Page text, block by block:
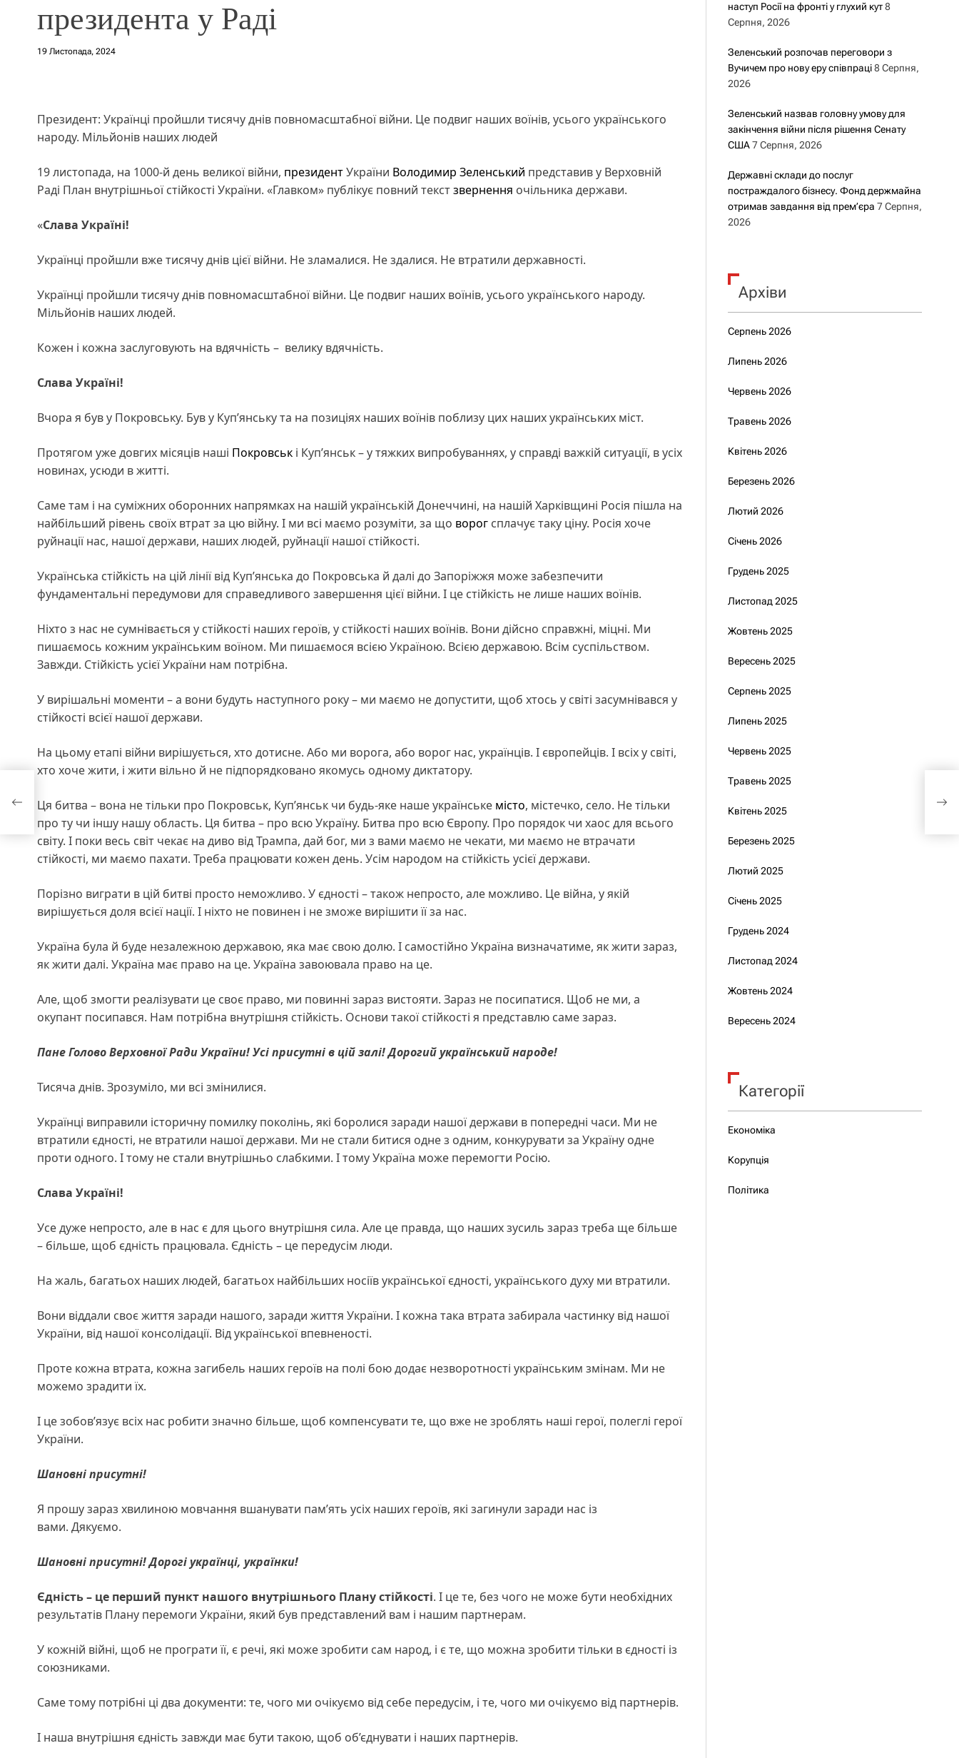
президента у Раді
19 Листопада, 2024
Президент: Українці пройшли тисячу днів повномасштабної війни. Це подвиг наших воїнів, усього українського
народу. Мільйонів наших людей
19 листопада, на 1000-й день великої війни, президентУкраїни Володимир Зеленський представив у Верховній
Раді План внутрішньої стійкості України. «Главком» публікує повний текстзвернення очільника держави.
«Слава Україні!
Українці пройшли вже тисячу днів цієї війни. Не зламалися. Не здалися. Не втратили державності.
Українці пройшли тисячу днів повномасштабної війни. Це подвиг наших воїнів, усього українського народу.
Мільйонів наших людей.
Кожен і кожна заслуговують на вдячність – велику вдячність.
Слава Україні!
Вчора я був у Покровську. Був у Куп’янську та на позиціях наших воїнів поблизу цих наших українських міст.
Протягом уже довгих місяців наші Покровськ і Куп’янськ – у тяжких випробуваннях, у справді важкій ситуації, в усіх
новинах, усюди в житті.
Саме там і на суміжних оборонних напрямках на нашій українській Донеччині, на нашій Харківщині Росія пішла на
найбільший рівень своїх втрат за цю війну. І ми всі маємо розуміти, за що ворог сплачує таку ціну. Росія хоче
руйнації нас, нашої держави, наших людей, руйнації нашої стійкості.
Українська стійкість на цій лінії від Куп’янська до Покровська й далі до Запоріжжя може забезпечити
фундаментальні передумови для справедливого завершення цієї війни. І це стійкість не лише наших воїнів.
Ніхто з нас не сумнівається у стійкості наших героїв, у стійкості наших воїнів. Вони дійсно справжні, міцні. Ми
пишаємось кожним українським воїном. Ми пишаємося всією Україною. Всією державою. Всім суспільством.
Завжди. Стійкість усієї України нам потрібна.
У вирішальні моменти – а вони будуть наступного року – ми маємо не допустити, щоб хтось у світі засумнівався у
стійкості всієї нашої держави.
На цьому етапі війни вирішується, хто дотисне. Або ми ворога, або ворог нас, українців. І європейців. І всіх у світі,
хто хоче жити, і жити вільно й не підпорядковано якомусь одному диктатору.
Ця битва – вона не тільки про Покровськ, Куп’янськ чи будь-яке наше українське місто, містечко, село. Не тільки
про ту чи іншу нашу область. Ця битва – про всю Україну. Битва про всю Європу. Про порядок чи хаос для всього
світу. І поки весь світ чекає на диво від Трампа, дай бог, ми з вами маємо не чекати, ми маємо не втрачати
стійкості, ми маємо пахати. Треба працювати кожен день. Усім народом на стійкість усієї держави.
Порізно виграти в цій битві просто неможливо. У єдності – також непросто, але можливо. Це війна, у якій
вирішується доля всієї нації. І ніхто не повинен і не зможе вирішити її за нас.
Україна була й буде незалежною державою, яка має свою долю. І самостійно Україна визначатиме, як жити зараз,
як жити далі. Україна має право на це. Україна завоювала право на це.
Але, щоб змогти реалізувати це своє право, ми повинні зараз вистояти. Зараз не посипатися. Щоб не ми, а
окупант посипався. Нам потрібна внутрішня стійкість. Основи такої стійкості я представлю саме зараз.
Пане Голово Верховної Ради України! Усі присутні в цій залі! Дорогий український народе!
Тисяча днів. Зрозуміло, ми всі змінилися.
Українці виправили історичну помилку поколінь, які боролися заради нашої держави в попередні часи. Ми не
втратили єдності, не втратили нашої держави. Ми не стали битися одне з одним, конкурувати за Україну одне
проти одного. І тому не стали внутрішньо слабкими. І тому Україна може перемогти Росію.
Слава Україні!
Усе дуже непросто, але в нас є для цього внутрішня сила. Але це правда, що наших зусиль зараз треба ще більше
– більше, щоб єдність працювала. Єдність – це передусім люди.
На жаль, багатьох наших людей, багатьох найбільших носіїв української єдності, українського духу ми втратили.
Вони віддали своє життя заради нашого, заради життя України. І кожна така втрата забирала частинку від нашої
України, від нашої консолідації. Від української впевненості.
Проте кожна втрата, кожна загибель наших героїв на полі бою додає незворотності українським змінам. Ми не
можемо зрадити їх.
І це зобов’язує всіх нас робити значно більше, щоб компенсувати те, що вже не зроблять наші герої, полеглі герої
України.
Шановні присутні!
Я прошу зараз хвилиною мовчання вшанувати пам’ять усіх наших героїв, які загинули заради нас із
вами. Дякуємо.
Шановні присутні! Дорогі українці, українки!
Єдність – це перший пункт нашого внутрішнього Плану стійкості. І це те, без чого не може бути необхідних
результатів Плану перемоги України, який був представлений вам і нашим партнерам.
У кожній війні, щоб не програти її, є речі, які може зробити сам народ, і є те, що можна зробити тільки в єдності із
союзниками.
Саме тому потрібні ці два документи: те, чого ми очікуємо від себе передусім, і те, чого ми очікуємо від партнерів.
І наша внутрішня єдність завжди має бути такою, щоб об’єднувати і наших партнерів.
наступ Росії на фронті у глухий кут 8
Серпня, 2026
Зеленський розпочав переговори з
Вучичем про нову еру співпраці 8 Серпня,
2026
Зеленський назвав головну умову для
закінчення війни після рішення Сенату
США 7 Серпня, 2026
Державні склади до послуг
постраждалого бізнесу. Фонд держмайна
отримав завдання від прем’єра 7 Серпня,
2026
Архіви
Серпень 2026
Липень 2026
Червень 2026
Травень 2026
Квітень 2026
Березень 2026
Лютий 2026
Січень 2026
Грудень 2025
Листопад 2025
Жовтень 2025
Вересень 2025
Серпень 2025
Липень 2025
Червень 2025
Травень 2025
Квітень 2025
Березень 2025
Лютий 2025
Січень 2025
Грудень 2024
Листопад 2024
Жовтень 2024
Вересень 2024
Категорії
Економіка
Корупція
Політика